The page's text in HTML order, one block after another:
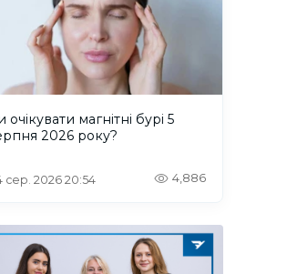
очікувати магнітні бурі 5
2026 року?
сер. 2026 20:54 4,886